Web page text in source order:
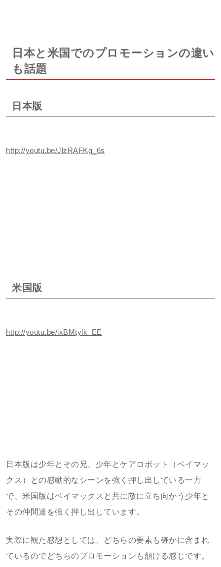
日本と米国でのプロモーションの違い
も話題
日本版
http://youtu.be/JlzRAFKg_6s
米国版
http://youtu.be/ixBMtylk_EE
日本版は少年とその兄、少年とケアロボット（ベイマッ
クス）との感動的なシーンを強く押し出している一方
で、米国版はベイマックスと共に敵に立ち向かう少年と
その仲間達を強く押し出しています。
実際に観た感想としては、どちらの要素も確かに含まれ
ているのでどちらのプロモーションも頷ける感じです。